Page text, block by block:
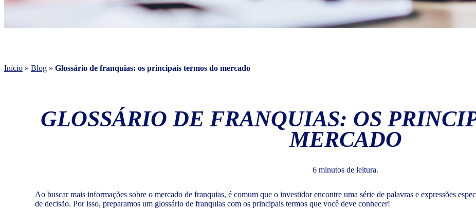
Início » Blog » Glossário de franquias: os principais termos do mercado
GLOSSÁRIO DE FRANQUIAS: OS
MERCADO
6 minutos de leitura.
Ao buscar mais informações sobre o mercado de franquias, é comum que o investidor encontre uma série de palavras e expressões
de decisão. Por isso, preparamos um glossário de franquias com os principais termos que você deve conhecer!